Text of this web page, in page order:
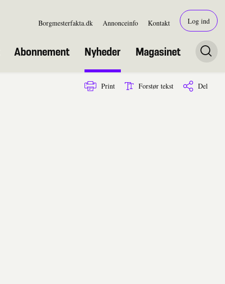
Borgmesterfakta.dk Annonceinfo Kontakt Log ind
Abonnement Nyheder Magasinet
Print Forstør tekst Del